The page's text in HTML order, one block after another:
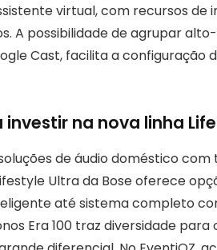
virtual, com recursos
A possibilidade de agrupar
Cast, facilita a
investir na nova linha
de áudio doméstico
Ultra da Bose oferece
até sistema completo
Era 100 traz diversidade